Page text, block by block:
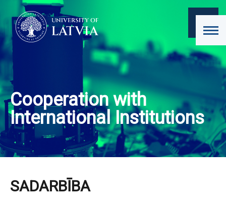
Cooperation with
International Institutions
SADARBĪBA